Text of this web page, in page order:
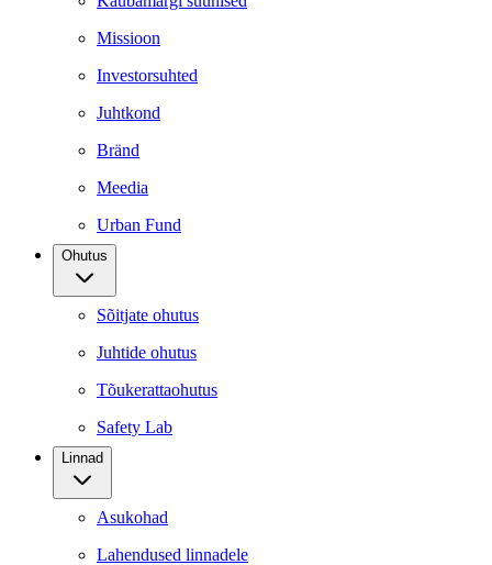
Missioon
Investorsuhted
Juhtkond
Bränd
Meedia
Urban Fund
Ohutus
Sõitjate ohutus
Juhtide ohutus
Tõukerattaohutus
Safety Lab
Linnad
Asukohad
Lahendused linnadele